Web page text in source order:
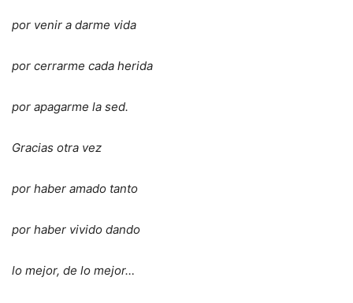
por venir a darme vida
por cerrarme cada herida
por apagarme la sed.
Gracias otra vez
por haber amado tanto
por haber vivido dando
lo mejor, de lo mejor…